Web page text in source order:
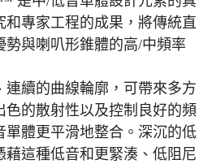
和專家工程的成果，將傳統直
勢與喇叭形錐體的高/中頻率
連續的曲線輪廓，可帶來多方
色的散射性以及控制良好的頻
單體更平滑地整合。深沉的低
藉這種低音和更緊湊、低阻尼